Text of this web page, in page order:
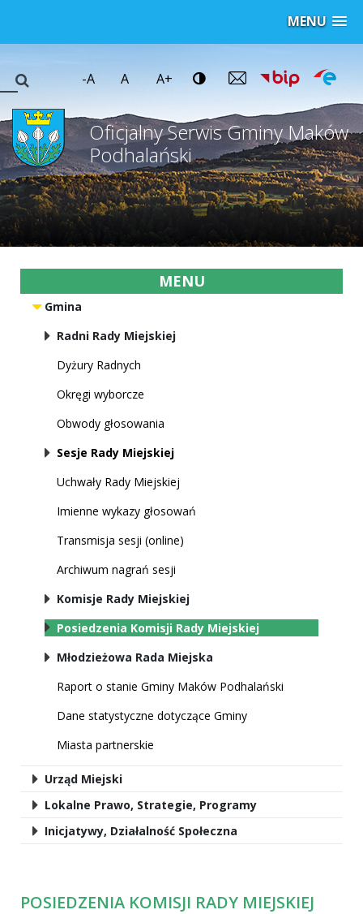
MENU
Oficjalny Serwis Gminy Maków
Podhalański
-A A A+
MENU
Gmina
Radni Rady Miejskiej
Dyżury Radnych
Okręgi wyborcze
Obwody głosowania
Sesje Rady Miejskiej
Uchwały Rady Miejskiej
Imienne wykazy głosowań
Transmisja sesji (online)
Archiwum nagrań sesji
Komisje Rady Miejskiej
Posiedzenia Komisji Rady Miejskiej
Młodzieżowa Rada Miejska
Raport o stanie Gminy Maków Podhalański
Dane statystyczne dotyczące Gminy
Miasta partnerskie
Urząd Miejski
Lokalne Prawo, Strategie, Programy
Inicjatywy, Działalność Społeczna
POSIEDZENIA KOMISJI RADY MIEJSKIEJ